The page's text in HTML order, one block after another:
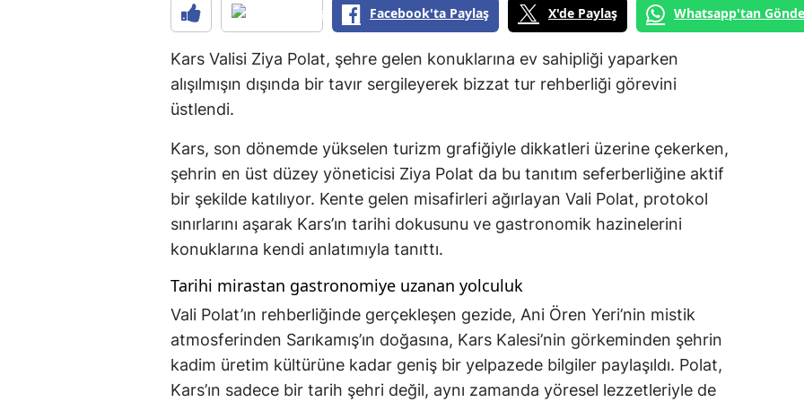
Facebook'ta Paylaş X'de Paylaş Whatsapp'tan
Kars Valisi Ziya Polat, şehre gelen konuklarına ev sahipliği yaparken
alışılmışın dışında bir tavır sergileyerek bizzat tur rehberliği görevini
üstlendi.
Kars, son dönemde yükselen turizm grafiğiyle dikkatleri üzerine çekerken,
şehrin en üst düzey yöneticisi Ziya Polat da bu tanıtım seferberliğine aktif
bir şekilde katılıyor. Kente gelen misafirleri ağırlayan Vali Polat, protokol
sınırlarını aşarak Kars’ın tarihi dokusunu ve gastronomik hazinelerini
konuklarına kendi anlatımıyla tanıttı.
Tarihi mirastan gastronomiye uzanan yolculuk
Vali Polat’ın rehberliğinde gerçekleşen gezide, Ani Ören Yeri’nin mistik
atmosferinden Sarıkamış’ın doğasına, Kars Kalesi’nin görkeminden şehrin
kadim üretim kültürüne kadar geniş bir yelpazede bilgiler paylaşıldı. Polat,
Kars’ın sadece bir tarih şehri değil, aynı zamanda yöresel lezzetleriyle de